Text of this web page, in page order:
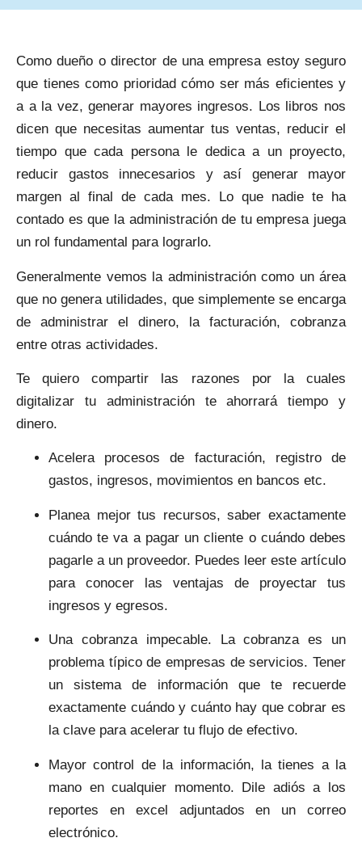
Como dueño o director de una empresa estoy seguro
que tienes como prioridad cómo ser más eficientes y
a a la vez, generar mayores ingresos. Los libros nos
dicen que necesitas aumentar tus ventas, reducir el
tiempo que cada persona le dedica a un proyecto,
reducir gastos innecesarios y así generar mayor
margen al final de cada mes. Lo que nadie te ha
contado es que la administración de tu empresa juega
un rol fundamental para lograrlo.
Generalmente vemos la administración como un área
que no genera utilidades, que simplemente se encarga
de administrar el dinero, la facturación, cobranza
entre otras actividades.
Te quiero compartir las razones por la cuales
digitalizar tu administración te ahorrará tiempo y
dinero.
Acelera procesos de facturación, registro de
gastos, ingresos, movimientos en bancos etc.
Planea mejor tus recursos, saber exactamente
cuándo te va a pagar un cliente o cuándo debes
pagarle a un proveedor. Puedes leer este artículo
para conocer las ventajas de proyectar tus
ingresos y egresos.
Una cobranza impecable. La cobranza es un
problema típico de empresas de servicios. Tener
un sistema de información que te recuerde
exactamente cuándo y cuánto hay que cobrar es
la clave para acelerar tu flujo de efectivo.
Mayor control de la información, la tienes a la
mano en cualquier momento. Dile adiós a los
reportes en excel adjuntados en un correo
electrónico.